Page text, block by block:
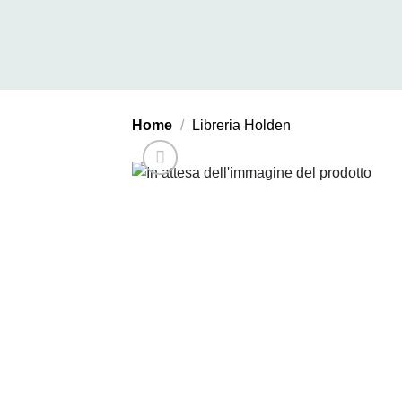
Home / Libreria Holden